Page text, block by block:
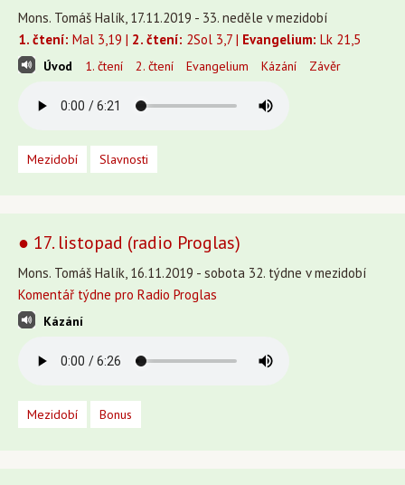
Mons. Tomáš Halík, 17.11.2019 - 33. neděle v mezidobí
1. čtení: Mal 3,19 | 2. čtení: 2Sol 3,7 | Evangelium: Lk 21,5
Úvod 1. čtení 2. čtení Evangelium Kázání Závěr
Mezidobí Slavnosti
● 17. listopad (radio Proglas)
Mons. Tomáš Halík, 16.11.2019 - sobota 32. týdne v mezidobí
Komentář týdne pro Radio Proglas
Kázání
Mezidobí Bonus